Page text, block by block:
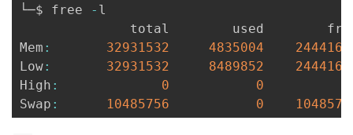
└─$ free
- l
total        used
Mem : 32931532 4835004
Low: 32931532 8489852
High : 0 0
Swap : 10485756 0